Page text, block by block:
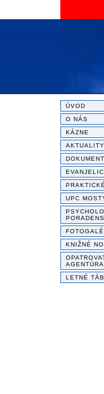
ÚVOD
O NÁS
KÁZNE
AKTUALITY
UPC
KNIŽNÉ
LETNÉ